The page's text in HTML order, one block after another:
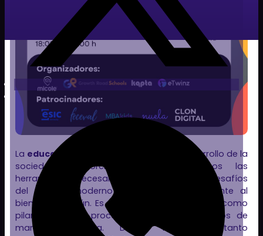
La educación
es fundamental para el desarrollo de la
sociedad. Proporciona a los individuos las
herramientas necesarias para enfrentar los desafíos
del mundo moderno y contribuir activamente al
bienestar común. Es crucial que los docentes, como
pilares de este proceso, eduquen a los niños de
manera correcta. Deben inculcarles tanto